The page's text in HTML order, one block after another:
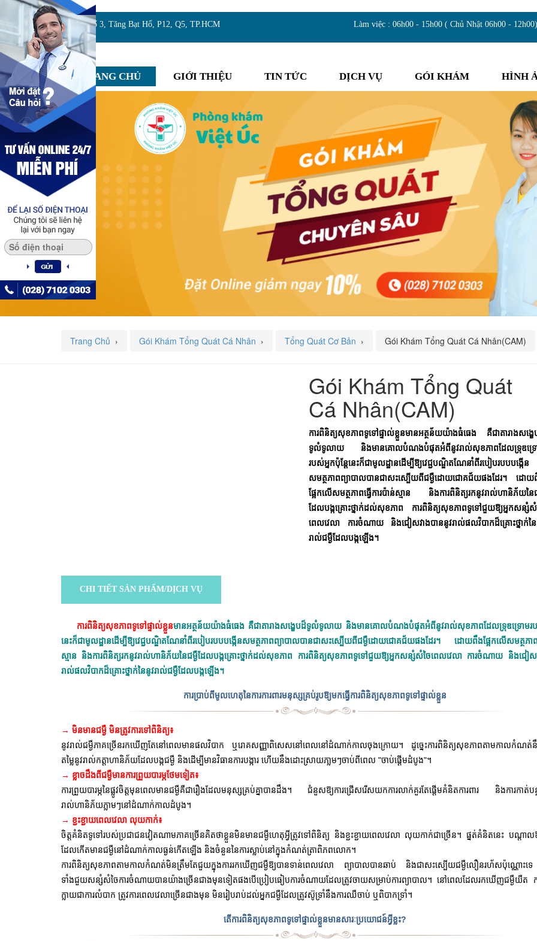
Địa chỉ:Số 3, Tăng Bạt Hổ, P12, Q5, TP.HCM Làm việc : 06h00 - 15h00 ( Chủ Nhật 06h00 - 12h00)
TRANG CHỦ GIỚI THIỆU TIN TỨC DỊCH VỤ GÓI KHÁM HÌNH
Trang Chủ › Gói Khám Tổng Quát Cá Nhân › Tổng Quát Cơ Bản › Gói Khám Tổng Quát Cá Nhân(CAM)
Gói Khám Tổng Quát
Cá Nhân(CAM)
ការពិនិត្យសុខភាពទូទៅផ្ទាល់ខ្លួនមានអត្ថន័យយ៉ាងធំធេង គឺជាតារាងសង្ខេ
ទូលំទូលាយ និងមានគោលបំណងបំផុតអំពីនូវរាល់សុខភាពដែលទ្រុឌទ្រ
របស់អ្នកប៉ុន្តែនេះក៏ជាមូលដ្ឋានដើម្បីឱ្យវេជ្ជបណ្ឌិតណែនាំពីរបៀបរបបបង្កើន
សមត្ថភាពព្យាបាលបានជាសះស្បើយពីជម្ងឺដោយជោគជ័យផងដែរ។ ដោយ
ផ្អែកលើសមត្ថភាពធ្វើការប៉ាន់ស្មាន និងការពិនិត្យរកនូវរាល់ហានិភ័យនៃ
ដែលបង្កគ្រោះថ្នាក់ដល់សុខភាព ការពិនិត្យសុខភាពទូទៅជួយឱ្យអ្នកសន្សំសំ
ពេលវេលា ការចំណាយ និងជៀសវាងបាននូវរាល់ផលវិបាកដ៏គ្រោះថ្នាក់នៃ
រាល់ជម្ងឺដែលបង្កឡើង។
CHI TIẾT SẢN PHẨM/DỊCH VỤ
ការពិនិត្យសុខភាពទូទៅផ្ទាល់ខ្លួនមានអត្ថន័យយ៉ាងធំធេង គឺជាតារាងសង្ខេបដ៏ទូលំទូលាយ និងមានគោលបំណងបំផុតអំពីនូវរាល់សុខភាពដែលទ្រុឌទ្រោមរប
នេះក៏ជាមូលដ្ឋានដើម្បីឱ្យវេជ្ជបណ្ឌិតណែនាំពីរបៀបរបបបង្កើនសមត្ថភាពព្យាបាលបានជាសះស្បើយពីជម្ងឺដោយជោគជ័យផងដែរ។ ដោយពឹងផ្អែកលើសមត្ថភាពធ្
ស្មាន និងការពិនិត្យរកនូវរាល់ហានិភ័យនៃជម្ងឺដែលបង្កគ្រោះថ្នាក់ដល់សុខភាព ការពិនិត្យសុខភាពទូទៅជួយឱ្យអ្នកសន្សំសំចៃពេលវេលា ការចំណាយ និងជៀស
រាល់ផលវិបាកដ៏គ្រោះថ្នាក់នៃនូវរាល់ជម្ងឺដែលបង្កឡើង។
ការប្រាប់ពីមូលហេតុនៃការការពារមនុស្សគ្រប់រូបឱ្យមកធ្វើការពិនិត្យសុខភាពទូទៅផ្ទាល់ខ្លួន
→ មិនមានជម្ងឺ មិនត្រូវការទៅពិនិត្យ៖
នូវរាល់ជម្ងឺភាគច្រើនរកឃើញតែនៅពេលមានផលវិបាក ឬរោគសញ្ញាពិសេសនៅពេលនៅដំណាក់កាលចុងក្រោយ។ ដូច្នេះការពិនិត្យសុខភាពតាមកាលកំណត់
តម្លៃនូវរាល់កត្តាហានិភ័យដែលបង្កជម្ងឺ និងដើម្បីមានវិធានការបង្ការ ហើយនឹងដោះស្រាយភា្លមៗចាប់ពីពេល "ចាប់ផ្តើមដំបូង"។
→ ខ្លាចដឹងពីជម្ងឺមានការព្រួយបារម្ភថែមទៀត៖
ការព្រួយបារម្ភនៃផ្លូវចិត្តមុនពេលមានជម្ងឺគឺជារឿងដែលមនុស្សគ្រប់គ្នាបានដឹង។ ជំនួសឱ្យការជ្រើសរើសយកការលាក់គួរតែផ្តើមគំនិតការពារ និងការកាត់ប
រាល់ហានិភ័យភ្លាមៗនៅដំណាក់កាលដំបូង។
→ ខ្ជះខ្ជាយពេលវេលា លុយកាក់៖
ចិត្តគំនិតទូទៅរបស់ប្រជាជនវៀតណាមភាគច្រើនគិតថាខ្លួនមិនមានជម្ងឺហេតុអ្វីត្រូវទៅពិនិត្យ និងខ្ជះខ្ជាយពេលវេលា លុយកាក់ជាច្រើន។ ផ្នត់គំនិតនេះ បណ្តាល
ដែលកើតមានជម្ងឺនៅដំណាក់កាលធ្ងន់កើតឡើង និងចំនួននៃការស្លាប់នៅក្នុងកំណត់ត្រាពិភពលោក។
ការពិនិត្យសុខភាពតាមកាលកំណត់មិនត្រឹមតែជួយក្នុងការរកឃើញជម្ងឺឱ្យបានទាន់ពេលវេលា ព្យាបាលបានឆាប់ និងជាសះស្បើយជម្ងឺលឿនរហ័សប៉ុណ្ណោះទេ
ទាំងជួយសន្សំសំចៃការចំណាយបានយ៉ាងច្រើនជាងមុនទៀតផងបើប្រៀបធៀបការចំណាយដែលត្រូវចាយសម្រាប់ការព្យាបាល។ នៅពេលដែលរកឃើញជម្ងឺយឺត ក
ក្លាយជាការលំបាក ត្រូវការពេលវេលាច្រើនជាងមុន មិនរៀបរាប់ដល់អ្នកជម្ងឺដែលត្រូវស៊ូទ្រាំនឹងការឈឺចាប់ ឬពិបាកទ្រាំ។
តើការពិនិត្យសុខភាពទូទៅផ្ទាល់ខ្លួនមានសារៈប្រយោជន៍អ្វីខ្លះ?